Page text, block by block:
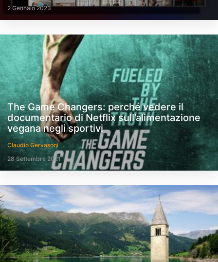
2 Gennaio 2023
The Game Changers: perché vedere il
documentario di Netflix sull’alimentazione
vegana negli sportivi
Claudio Gervasoni
28 Settembre 2021